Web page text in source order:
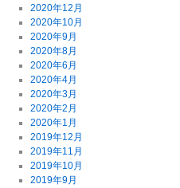
2020年12月
2020年10月
2020年9月
2020年8月
2020年6月
2020年4月
2020年3月
2020年2月
2020年1月
2019年12月
2019年11月
2019年10月
2019年9月